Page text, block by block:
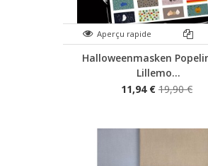
Aperçu rapide
Halloweenmasken
Lillemo...
11,94 € 19,90 €